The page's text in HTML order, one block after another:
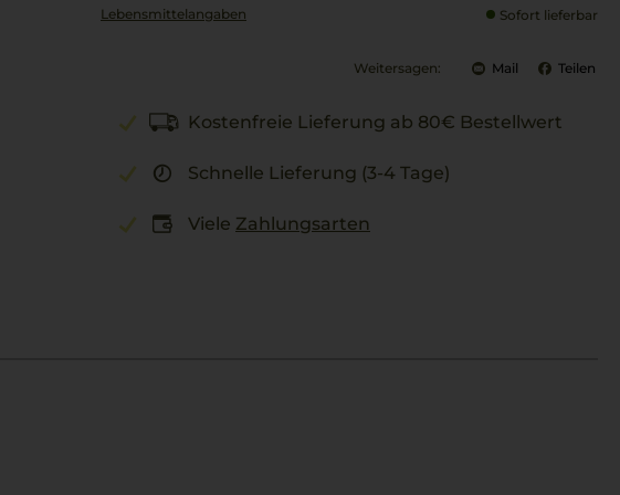
Lebensmittel­angaben Sofort lieferbar
Weitersagen: Mail Teilen
Kostenfreie Lieferung ab 80€ Bestellwert
Schnelle Lieferung (3-4 Tage)
Viele Zahlungsarten